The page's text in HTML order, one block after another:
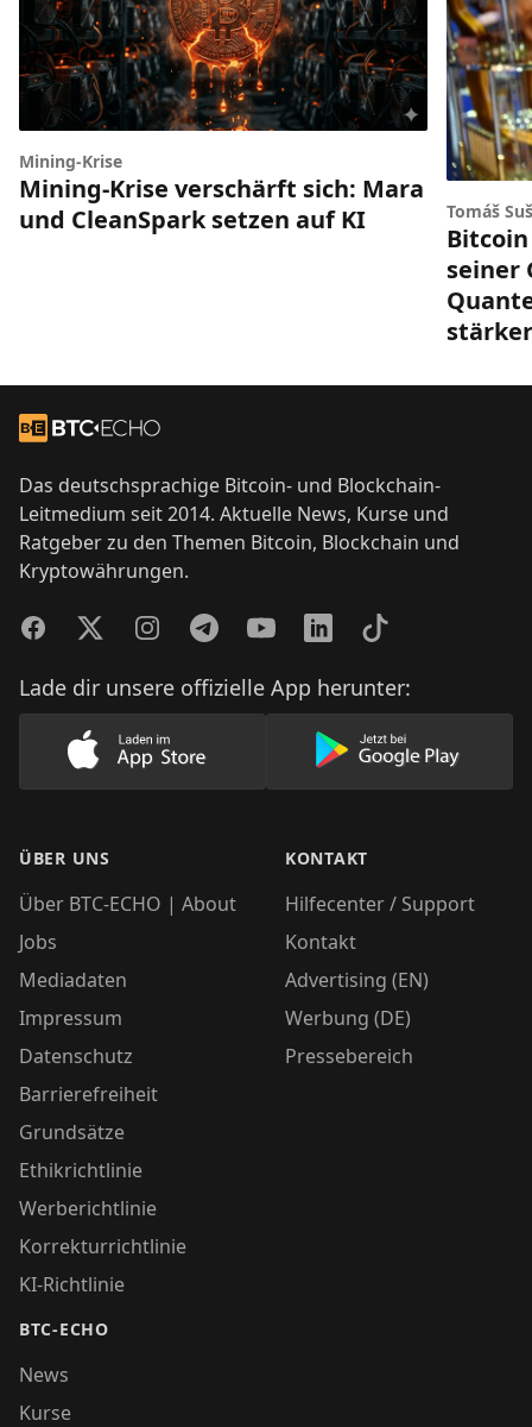
Mining-Krise
Mining-Krise verschärft sich: Mara
und CleanSpark setzen auf KI
Tomáš
seiner
stärker
Zur Startseite
Das deutschsprachige Bitcoin- und Blockchain-
Leitmedium seit 2014. Aktuelle News, Kurse und
Ratgeber zu den Themen Bitcoin, Blockchain und
Kryptowährungen.
FacebookTwitterInstagramTelegramYouTubeLinkedInTikTok
Lade dir unsere offizielle App herunter:
Lade unsere App im AppStore herunter
Lade unsere
ÜBER UNS
Über BTC-ECHO | About
Jobs
Mediadaten
Impressum
Datenschutz
Barrierefreiheit
Grundsätze
Ethikrichtlinie
Werberichtlinie
Korrekturrichtlinie
KI-Richtlinie
BTC-ECHO
News
Kurse
KONTAKT
Hilfecenter / Support
Kontakt
Advertising (EN)
Werbung (DE)
Pressebereich